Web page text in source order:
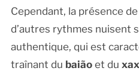
Cependant, la présence
d’autres rythmes nuisent
authentique, qui est
traînant du baiãoet du